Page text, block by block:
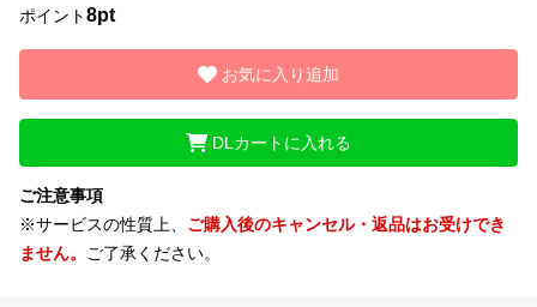
ポイント8pt
お気に入り追加
DLカートに入れる
ご注意事項
※サービスの性質上、 ご購入後のキャンセル・返品はお受けでき
ません。 ご了承ください。